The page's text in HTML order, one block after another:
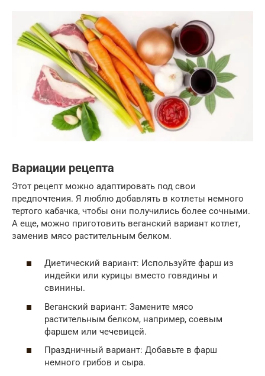
Вариации рецепта
Этот рецепт можно адаптировать под свои
предпочтения. Я люблю добавлять в котлеты немного
тертого кабачка, чтобы они получились более сочными.
А еще, можно приготовить веганский вариант котлет,
заменив мясо растительным белком.
Диетический вариант: Используйте фарш из
индейки или курицы вместо говядины и
свинины.
Веганский вариант: Замените мясо
растительным белком, например, соевым
фаршем или чечевицей.
Праздничный вариант: Добавьте в фарш
немного грибов и сыра.